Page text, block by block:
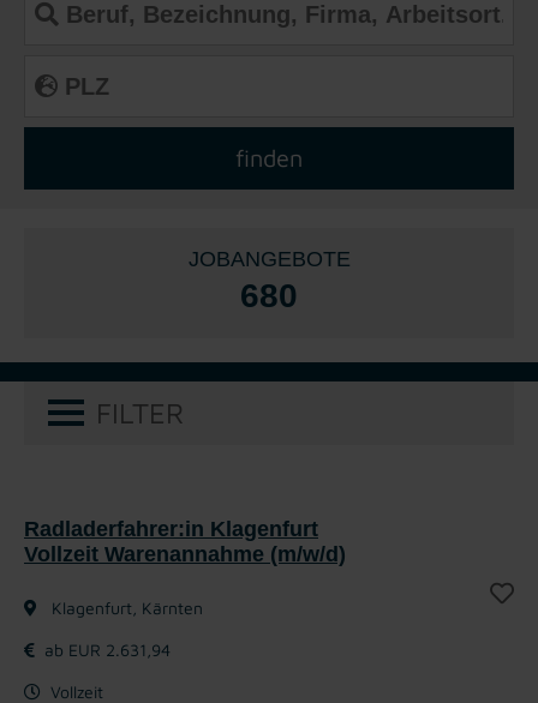
JOBANGEBOTE
680
FILTER
Radladerfahrer:in Klagenfurt
Vollzeit Warenannahme (m/w/d)
Klagenfurt, Kärnten
ab EUR 2.631,94
Vollzeit